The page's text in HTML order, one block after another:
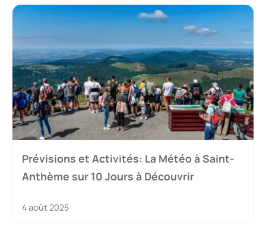
Prévisions et Activités: La Météo à Saint-
Anthème sur 10 Jours à Découvrir
4 août 2025